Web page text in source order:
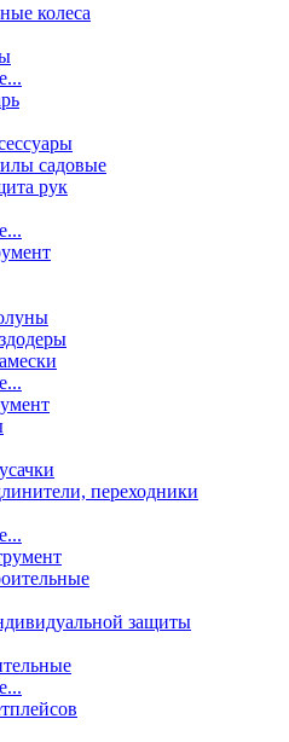
колеса
садовые
рук
переходники
защиты